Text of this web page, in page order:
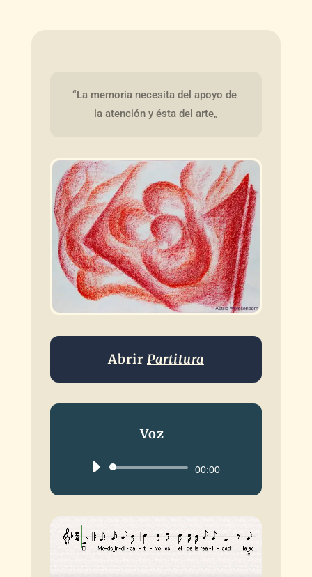
“La memoria necesita del apoyo de
la atención y ésta del arte„
Abrir Partitura
Voz
Reproductor00:00